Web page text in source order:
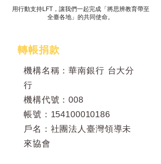
用行動支持LFT，讓我們一起完成「將思辨教育帶至
全臺各地」的共同使命。
轉帳捐款
機構名稱：華南銀行 台大分
行
機構代號：008
帳號：154100010186
戶名：社團法人臺灣領導未
來協會